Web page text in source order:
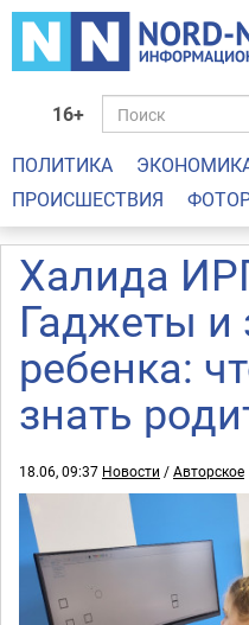
16+
ПОЛИТИКА
ПРОИСШЕСТВИЯ
Халида
Гаджеты и
ребенка:
знать
18.06, 09:37 Новости /Авторское